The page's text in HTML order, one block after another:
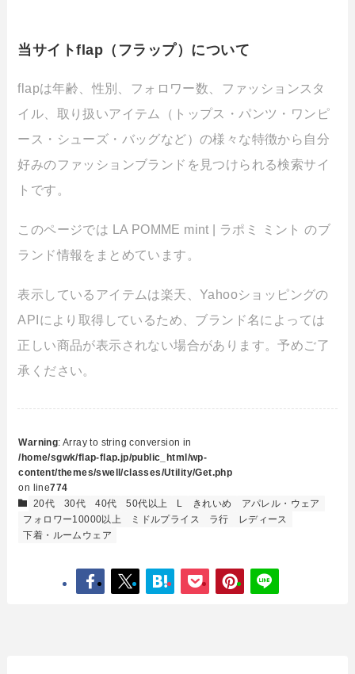
当サイトflap（フラップ）について
flapは年齢、性別、フォロワー数、ファッションスタ
イル、取り扱いアイテム（トップス・パンツ・ワンピ
ース・シューズ・バッグなど）の様々な特徴から自分
好みのファッションブランドを見つけられる検索サイ
トです。
このページでは LA POMME mint | ラポミ ミント のブ
ランド情報をまとめています。
表示しているアイテムは楽天、Yahooショッピングの
APIにより取得しているため、ブランド名によっては
正しい商品が表示されない場合があります。予めご了
承ください。
Warning: Array to string conversion in
/home/sgwk/flap-flap.jp/public_html/wp-
content/themes/swell/classes/Utility/Get.php
on line774
20代
30代 40代 50代以上 L きれいめ
アパレル・ウェア
フォロワー10000以上
ミドルプライス ラ行
レディース
下着・ルームウェア